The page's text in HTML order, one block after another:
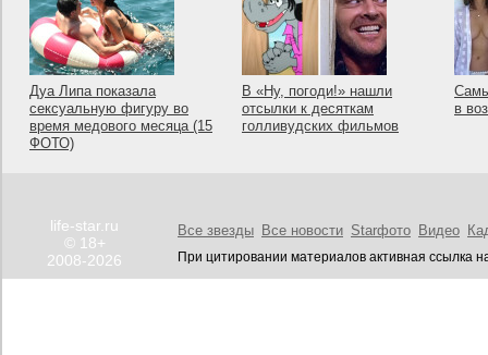
Дуа Липа показала
сексуальную фигуру во
время медового месяца (15
ФОТО)
В «Ну, погоди!» нашли
отсылки к десяткам
голливудских фильмов
в
life-star.ru
© 18+
2008-2026
Все звезды Все новости Starфото Видео
При цитировании материалов активная ссылка